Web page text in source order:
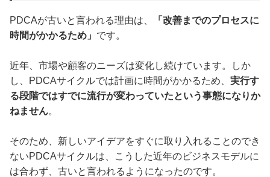
PDCAが古いと言われる理由は、
「改善までのプロセスに
時間がかかるため」 です。
近年、市場や顧客のニーズは変化し続けています。しか
し、PDCAサイクルでは計画に時間がかかるため、 実行す
る段階ではすでに流行が変わっていたという事態になりか
ねません。
そのため、新しいアイデアをすぐに取り入れることのでき
ないPDCAサイクルは、こうした近年のビジネスモデルに
は合わず、古いと言われるようになったのです。